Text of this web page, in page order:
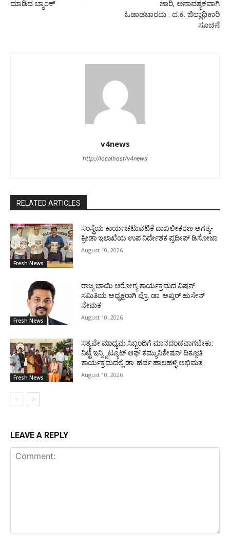
ಮಾಡಿದ ಬ್ಯಾಂಕ್
ಜಾರಿ, ಅನಾವಶ್ಯಕವಾಗಿ
ಓಡಾಡಬಾರದು : ದ.ಕ. ಜಿಲ್ಲಾಧಿಕಾರಿ
ಸೂಚನೆ
v4news
http://localhost/v4news
RELATED ARTICLES
Fresh News
ಸಂಸ್ಥೆಯ ಕಾರ್ಯಚಟುವಟಿಕೆ ದಾಖಲೀಕರಣ ಅಗತ್ಯ-
ಕ್ರೀಡಾ ಇಲಾಖೆಯ ಉಪ ನಿರ್ದೇಶಕ ಪ್ರದೀಪ್ ಡಿಸೋಜಾ
August 10, 2026
Fresh News
ರಾಜ್ಯ ಬಾಯಿ ಆರೋಗ್ಯ ಕಾರ್ಯಕ್ರಮದ ವಿಷನ್
ಸಮಿತಿಯ ಅಧ್ಯಕ್ಷರಾಗಿ ಪ್ರೊ. ಡಾ. ಅಖ್ತರ್ ಹುಸೇನ್
ನೇಮಕ
August 10, 2026
Fresh News
ಸತ್ಯವೇ ಮಾಧ್ಯಮ ಸಿಬ್ಬಂದಿಗೆ ಮಾನದಂಡವಾಗಬೇಕು:
ನಿಟ್ಟೆ ಇನ್ಸ್ಟಿಟ್ಯೂಟ್ ಆಫ್ ಕಮ್ಯುನಿಕೇಷನ್ ದಿಕ್ಸೂಚಿ
ಕಾರ್ಯಕ್ರಮದಲ್ಲಿ ಡಾ. ಹರ್ಷ ಹಾಲಹಳ್ಳಿ ಅಭಿಮತ
August 10, 2026
LEAVE A REPLY